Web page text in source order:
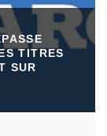
TITRES
SUR